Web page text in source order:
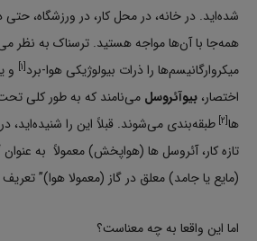
شده‌اید. در خانه، در محل کار، در ورزشگاه،
همه‌جا با آن‌ها مواجه هستید. ترسناک به نظر
میکروارگانیسم‌ها را ذرات بیولوژیکی هوا-برد[۱]
و
اختصار، بیوآئروسل می‌نامند که به طور کلی
ها[۲]
طبقه‌بندی می‌شوند. قبلاً این را
تازه کار، آئروسل ها (هواپخش) معمولاً به
(مایع یا جامد) معلق در گاز (معمولا هوا)”
اما این واقعا به چه معناست؟